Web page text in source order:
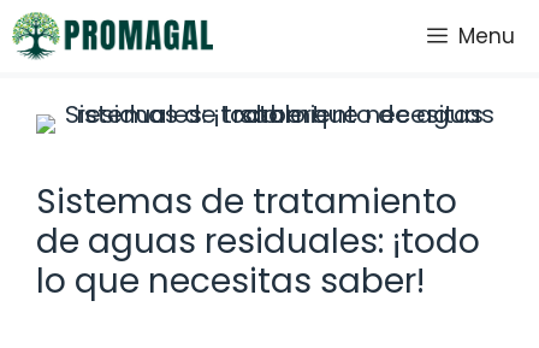
Saltar
al
Menu
Sistemas de tratamiento
de aguas residuales: ¡todo
lo que necesitas saber!